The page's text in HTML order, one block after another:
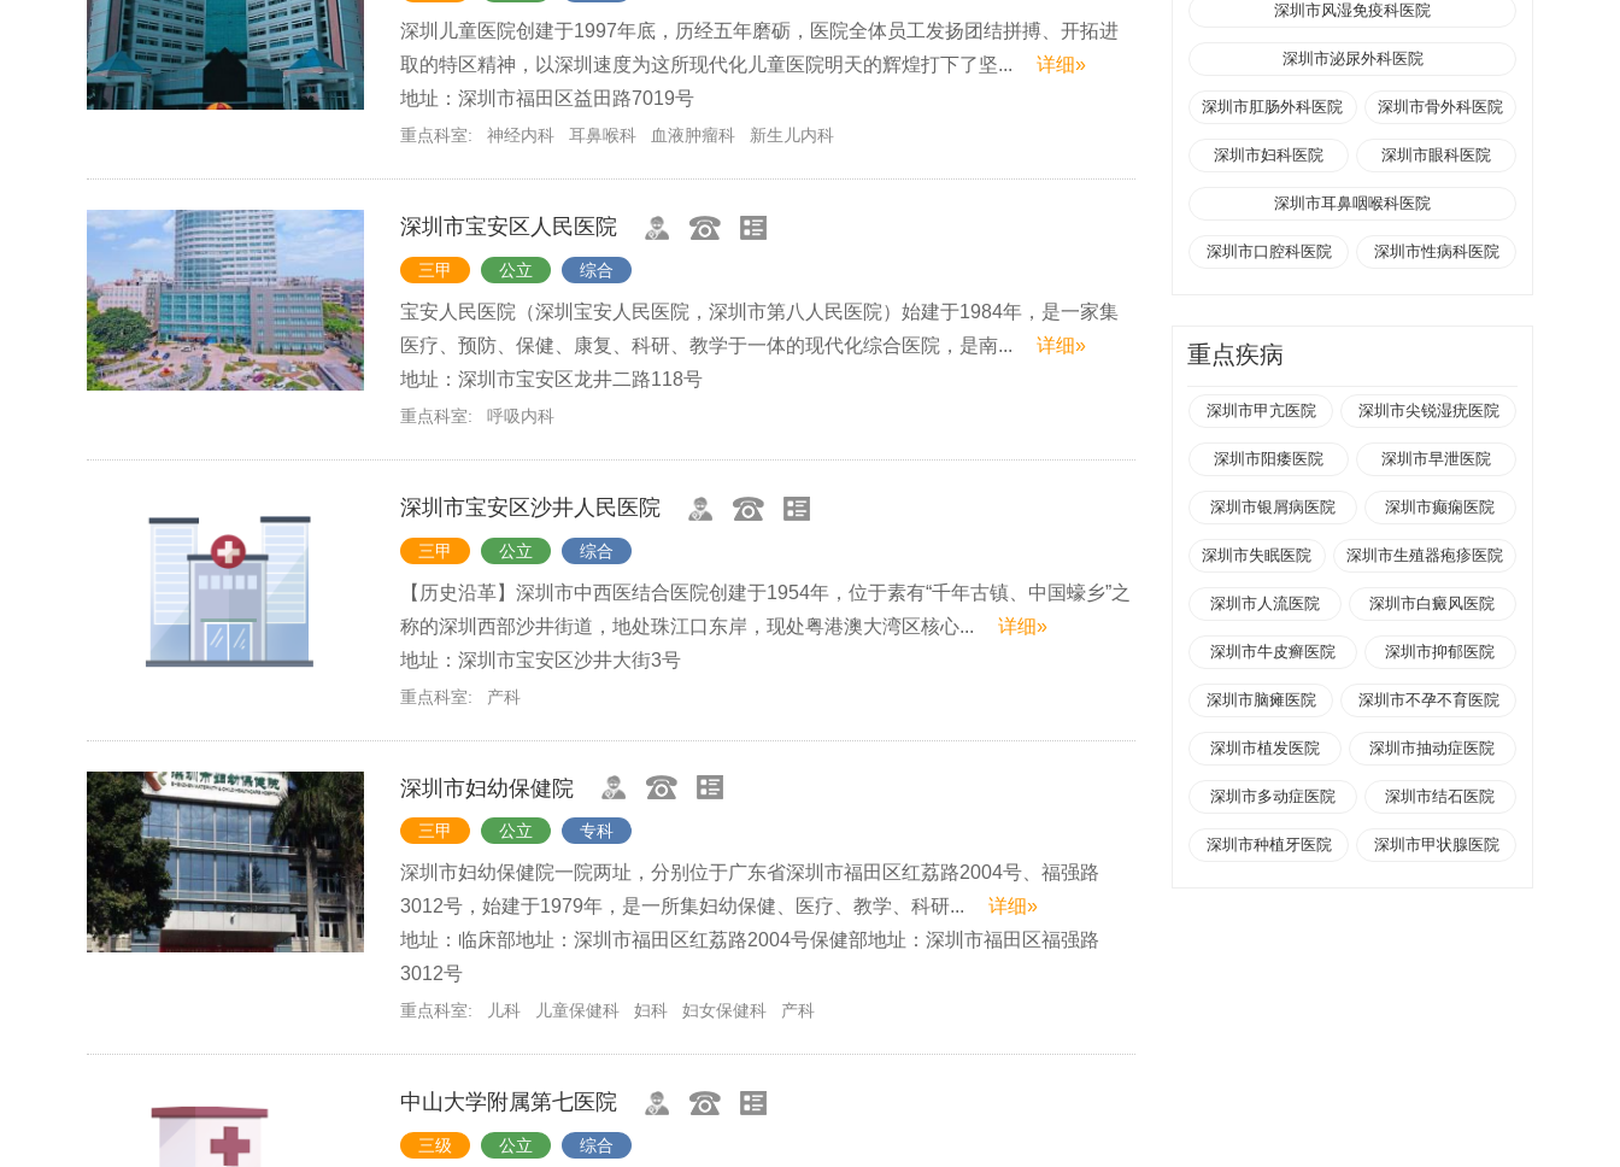
深圳儿童医院创建于1997年底，历经五年磨砺，医院全体员工发扬团结拼搏、开拓进
取的特区精神，以深圳速度为这所现代化儿童医院明天的辉煌打下了坚... 详细»
地址：深圳市福田区益田路7019号
重点科室: 神经内科 耳鼻喉科 血液肿瘤科 新生儿内科
深圳市宝安区人民医院
三甲 公立 综合
宝安人民医院（深圳宝安人民医院，深圳市第八人民医院）始建于1984年，是一家集
医疗、预防、保健、康复、科研、教学于一体的现代化综合医院，是南... 详细»
地址：深圳市宝安区龙井二路118号
重点科室: 呼吸内科
深圳市宝安区沙井人民医院
三甲 公立 综合
【历史沿革】深圳市中西医结合医院创建于1954年，位于素有“千年古镇、中国蠔乡”之
称的深圳西部沙井街道，地处珠江口东岸，现处粤港澳大湾区核心... 详细»
地址：深圳市宝安区沙井大街3号
重点科室: 产科
深圳市妇幼保健院
三甲 公立 专科
深圳市妇幼保健院一院两址，分别位于广东省深圳市福田区红荔路2004号、福强路
3012号，始建于1979年，是一所集妇幼保健、医疗、教学、科研... 详细»
地址：临床部地址：深圳市福田区红荔路2004号保健部地址：深圳市福田区福强路
3012号
重点科室: 儿科 儿童保健科 妇科 妇女保健科 产科
中山大学附属第七医院
三级 公立 综合
深圳市风湿免疫科医院
深圳市泌尿外科医院
深圳市肛肠外科医院 深圳市骨外科医院
深圳市妇科医院 深圳市眼科医院
深圳市耳鼻咽喉科医院
深圳市口腔科医院 深圳市性病科医院
重点疾病
深圳市甲亢医院 深圳市尖锐湿疣医院
深圳市阳痿医院 深圳市早泄医院
深圳市银屑病医院 深圳市癫痫医院
深圳市失眠医院 深圳市生殖器疱疹医院
深圳市人流医院 深圳市白癜风医院
深圳市牛皮癣医院 深圳市抑郁医院
深圳市脑瘫医院 深圳市不孕不育医院
深圳市植发医院 深圳市抽动症医院
深圳市多动症医院 深圳市结石医院
深圳市种植牙医院 深圳市甲状腺医院